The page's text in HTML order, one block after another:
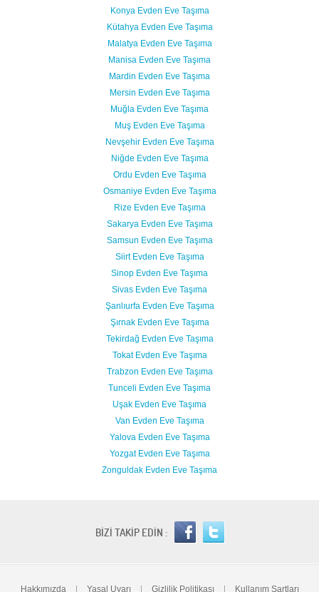
Konya Evden Eve Taşıma
Kütahya Evden Eve Taşıma
Malatya Evden Eve Taşıma
Manisa Evden Eve Taşıma
Mardin Evden Eve Taşıma
Mersin Evden Eve Taşıma
Muğla Evden Eve Taşıma
Muş Evden Eve Taşıma
Nevşehir Evden Eve Taşıma
Niğde Evden Eve Taşıma
Ordu Evden Eve Taşıma
Osmaniye Evden Eve Taşıma
Rize Evden Eve Taşıma
Sakarya Evden Eve Taşıma
Samsun Evden Eve Taşıma
Siirt Evden Eve Taşıma
Sinop Evden Eve Taşıma
Sivas Evden Eve Taşıma
Şanlıurfa Evden Eve Taşıma
Şırnak Evden Eve Taşıma
Tekirdağ Evden Eve Taşıma
Tokat Evden Eve Taşıma
Trabzon Evden Eve Taşıma
Tunceli Evden Eve Taşıma
Uşak Evden Eve Taşıma
Van Evden Eve Taşıma
Yalova Evden Eve Taşıma
Yozgat Evden Eve Taşıma
Zonguldak Evden Eve Taşıma
BİZİ TAKİP EDİN :
Hakkımızda | Yasal Uyarı | Gizlilik Politikası | Kullanım Şartları